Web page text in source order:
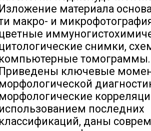
Изложение материала
макро- и
цветные
цитологические снимки,
компьютерные томограммы.
Приведены ключевые
морфологической
морфологические
использованием последних
классификаций, даны